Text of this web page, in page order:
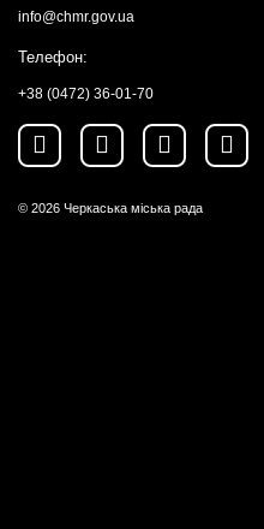
info@chmr.gov.ua
Телефон:
+38 (0472) 36-01-70
© 2026 Черкаська міська рада